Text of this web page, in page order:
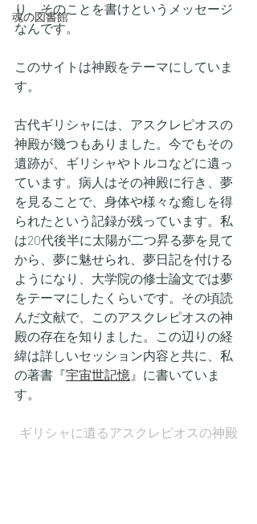
魂の図書館
り、そのことを書けというメッセージ
なんです。
このサイトは神殿をテーマにしていま
す。
古代ギリシャには、アスクレピオスの
神殿が幾つもありました。今でもその
遺跡が、ギリシャやトルコなどに遺っ
ています。病人はその神殿に行き、夢
を見ることで、身体や様々な癒しを得
られたという記録が残っています。私
は20代後半に太陽が二つ昇る夢を見て
から、夢に魅せられ、夢日記を付ける
ようになり、大学院の修士論文では夢
をテーマにしたくらいです。その頃読
んだ文献で、このアスクレピオスの神
殿の存在を知りました。この辺りの経
緯は詳しいセッション内容と共に、私
の著書『宇宙世記憶 』に書いていま
す。
ギリシャに遺るアスクレピオスの神殿